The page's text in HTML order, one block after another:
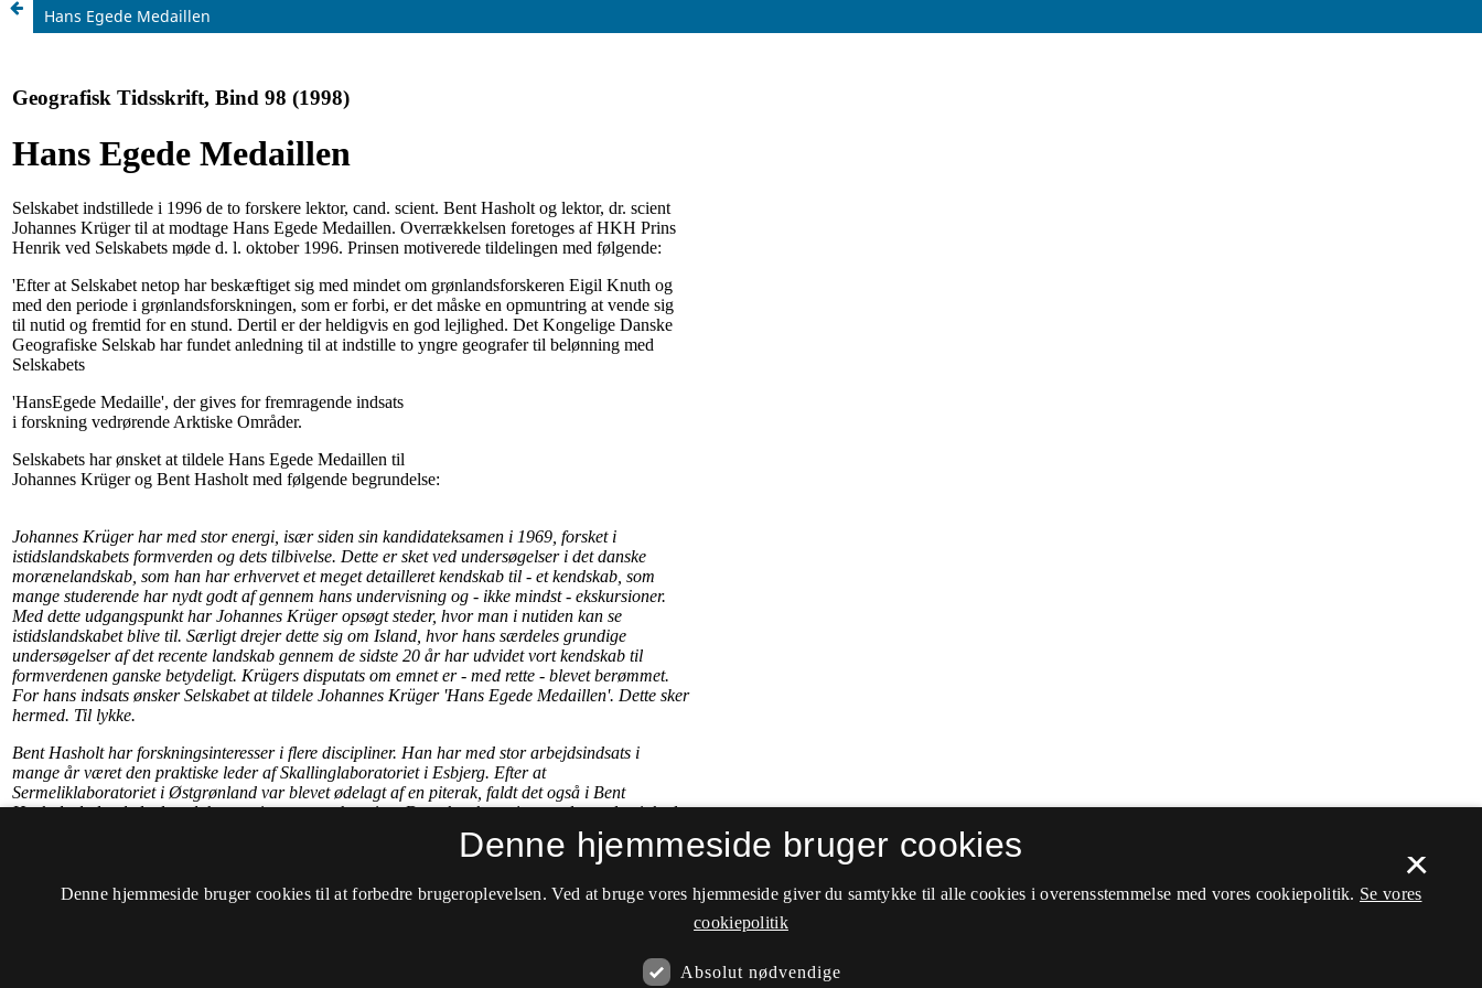
Hans Egede Medaillen
×
Denne hjemmeside bruger cookies
Denne hjemmeside bruger cookies til at forbedre brugeroplevelsen. Ved at bruge vores hjemmeside giver du samtykke til alle cookies i overensstemmelse med vores cookiepolitik. Se vores
cookiepolitik
Absolut nødvendige